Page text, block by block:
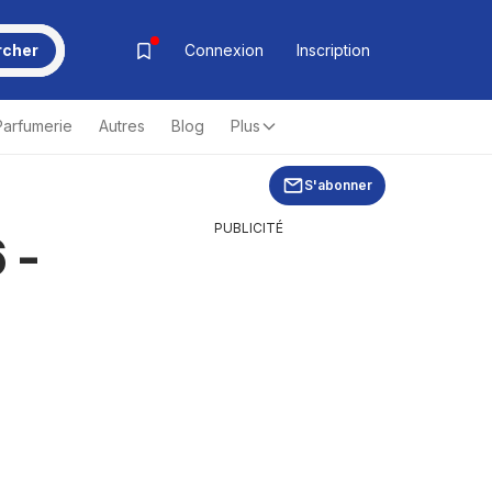
Connexion Inscription
Autres Blog Plus
S'abonner
- PUBLICITÉ